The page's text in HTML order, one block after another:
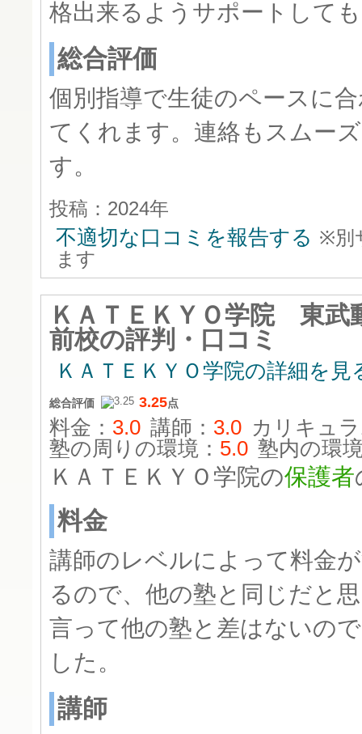
格出来るようサポートして
総合評価
個別指導で生徒のペースに
てくれます。連絡もスムー
す。
投稿：2024年
不適切な口コミを報告する ※別
ます
ＫＡＴＥＫＹＯ学院 東武
前校の評判・口コミ
ＫＡＴＥＫＹＯ学院の詳細を見
総合評価 3.25点
料金： 3.0 講師： 3.0 カリキュ
塾の周りの環境： 5.0 塾内の環
ＫＡＴＥＫＹＯ学院の保護者
料金
講師のレベルによって料金
るので、他の塾と同じだと
言って他の塾と差はないの
した。
講師